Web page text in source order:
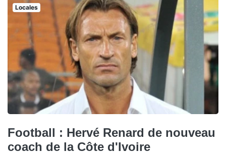
Locales
Football : Hervé Renard de nouveau
coach de la Côte d'Ivoire